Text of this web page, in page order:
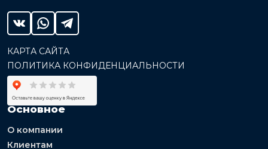
КАРТА САЙТА
ПОЛИТИКА КОНФИДЕНЦИАЛЬНОСТИ
Основное
О компании
Клиентам